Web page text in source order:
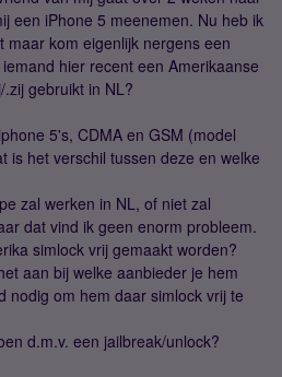
een iPhone 5 meenemen. Nu heb ik
maar kom eigenlijk nergens een
hier recent een Amerikaanse
gebruikt in NL?
5's, CDMA en GSM (model
is het verschil tussen deze en welke
zal werken in NL, of niet zal
dat vind ik geen enorm probleem.
simlock vrij gemaakt worden?
aan bij welke aanbieder je hem
nodig om hem daar simlock vrij te
d.m.v. een jailbreak/unlock?